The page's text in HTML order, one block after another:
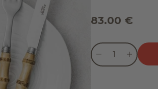
Prix de vente
83.00 €
Diminuer laDiminuer